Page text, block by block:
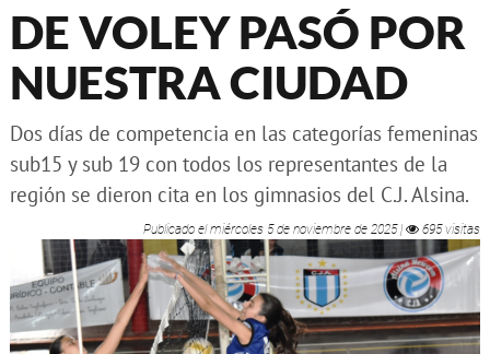
DE VOLEY PASÓ POR
NUESTRA CIUDAD
Dos días de competencia en las categorías femeninas
sub15 y sub 19 con todos los representantes de la
región se dieron cita en los gimnasios del C.J. Alsina.
Publicado elmiércoles 5 de noviembre de 2025| 695 visitas